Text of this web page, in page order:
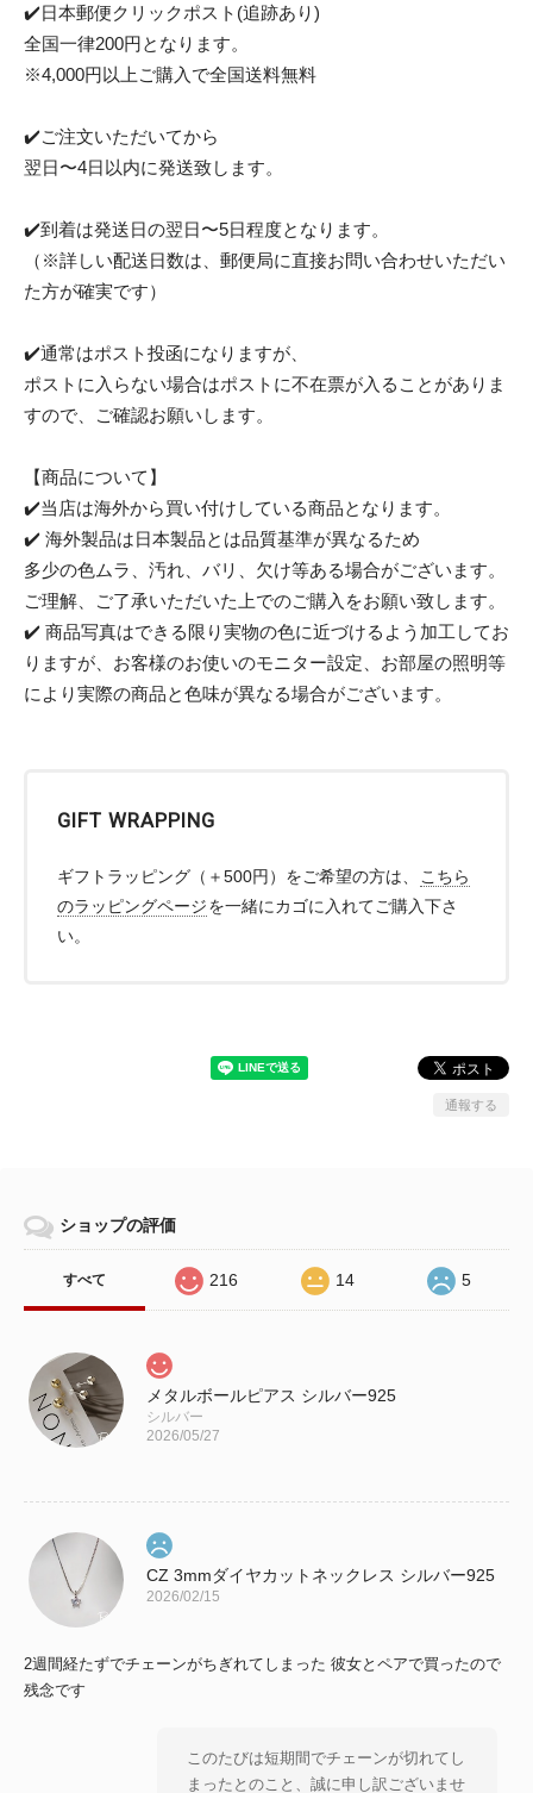
✔️日本郵便クリックポスト(追跡あり)
全国一律200円となります。
※4,000円以上ご購入で全国送料無料
✔️ご注文いただいてから
翌日〜4日以内に発送致します。
✔️到着は発送日の翌日〜5日程度となります。
（※詳しい配送日数は、郵便局に直接お問い合わせいただい
た方が確実です）
✔️通常はポスト投函になりますが、
ポストに入らない場合はポストに不在票が入ることがありま
すので、ご確認お願いします。
【商品について】
✔️当店は海外から買い付けしている商品となります。
✔️ 海外製品は日本製品とは品質基準が異なるため
多少の色ムラ、汚れ、バリ、欠け等ある場合がございます。
ご理解、ご了承いただいた上でのご購入をお願い致します。
✔️ 商品写真はできる限り実物の色に近づけるよう加工してお
りますが、お客様のお使いのモニター設定、お部屋の照明等
により実際の商品と色味が異なる場合がございます。
GIFT WRAPPING
ギフトラッピング（＋500円）をご希望の方は、
こちら
のラッピングページを一緒にカゴに入れてご購入下さ
い。
通報する
ショップの評価
すべて 216 14 5
メタルボールピアス シルバー925
シルバー
2026/05/27
CZ 3mmダイヤカットネックレス シルバー925
2026/02/15
2週間経たずでチェーンがちぎれてしまった 彼女とペアで買ったので
残念です
このたびは短期間でチェーンが切れてし
まったとのこと、誠に申し訳ございませ